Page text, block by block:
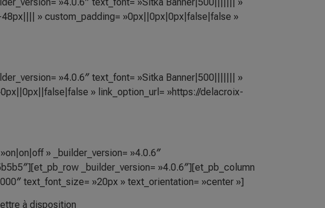
»4.0.6″ text_font= »Sitka Banner|500||||||| »
» custom_padding= »0px||0px|0px|false|false »
»4.0.6″ text_font= »Sitka Banner|500||||||| »
» link_option_url= »https://delacroix-
» _builder_version= »4.0.6″
_builder_version= »4.0.6″][et_pb_column
text_font_size= »20px » text_orientation= »center »]
à disposition